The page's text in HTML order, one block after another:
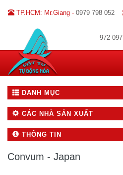
TP.HCM: Mr.Giang - 0979 798 052
972 097
DANH MỤC
CÁC NHÀ SẢN XUẤT
THÔNG TIN
Convum - Japan